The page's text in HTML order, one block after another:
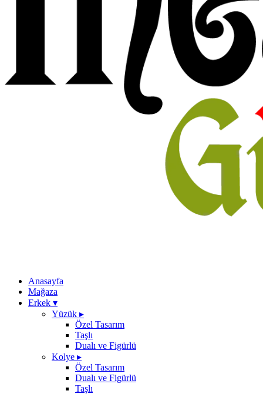
Anasayfa
Mağaza
Erkek ▾
Yüzük ▸
Özel Tasarım
Taşlı
Dualı ve Figürlü
Kolye ▸
Özel Tasarım
Dualı ve Figürlü
Taşlı